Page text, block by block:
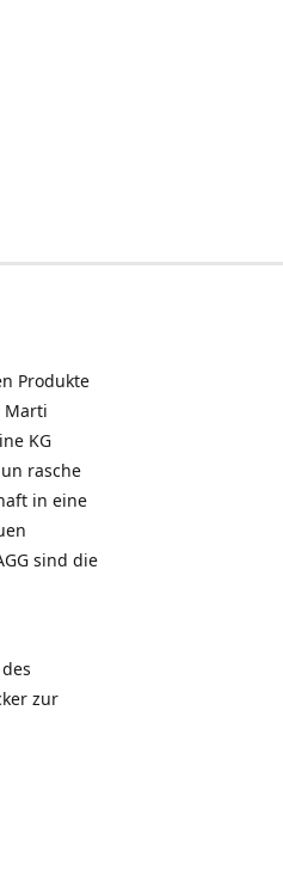
Produkte
Marti
KG
rasche
in eine
sind die
zur